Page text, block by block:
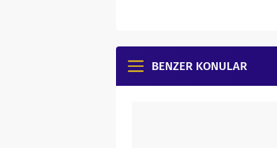
BENZER KONULAR